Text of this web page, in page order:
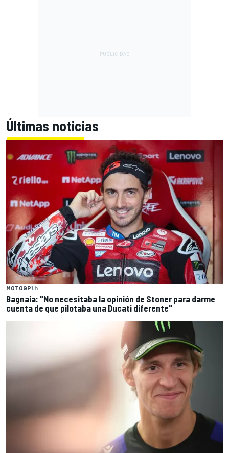
Últimas noticias
MOTOGP1 h
Bagnaia: "No necesitaba la opinión de Stoner para darme
cuenta de que pilotaba una Ducati diferente"